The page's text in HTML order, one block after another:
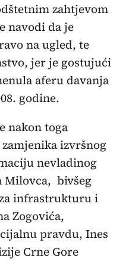
zahtjevom
navodi da je
na ugled, te
jer je gostujući
aferu davanja
godine.
nakon toga
izvršnog
nevladinog
Milovca, bivšeg
infrastrukturu i
Zogovića,
pravdu, Ines
Crne Gore